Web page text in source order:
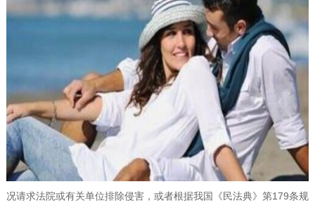
况请求法院或有关单位排除侵害，或者根据我国《民法典》第179条规